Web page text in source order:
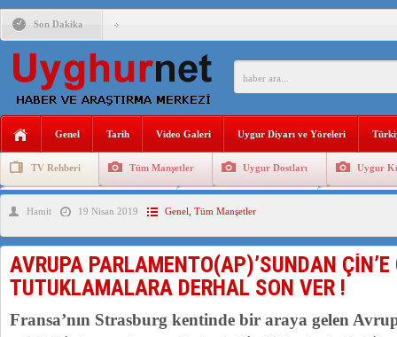
Son Dakika
ANAHTAR PARTİ GENEL BAŞKANI AĞIRALİOĞLU :
DİYANET AKADEMİSİ BAŞKANI DOÇ.DR.KAAN : DOĞU
150 YILDIR KAYNAYAN YARAMIZ : ÇİN İŞGALİNDEKİ
MHP’DEN URUMÇİ KATLİAMI MESAJİ : 05.07.2009
ÇİN’İN ANKARA BÜYÜKELÇİSİ JİANG’İN TRABZON
İŞGALCİ ÇİN’DEN “FETİHLER SULTANI
Genel Tarih Video Galeri Uygur Diyarı ve Yöreleri
TV Rehberi Tüm Manşetler Uygur Dostları Uygur
Uygurlarda Düğün ve Cenaze
Hamit 19 Nisan 2019 Genel Tüm Manşetler
AVRUPA PARLAMENTO(AP)’SUNDAN
TUTUKLAMALARA DERHAL SON VER !
Fransa’nın Strasburg kentinde bir araya gelen